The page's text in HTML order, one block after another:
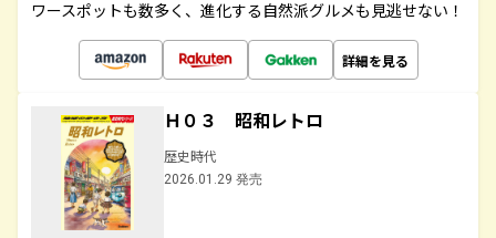
ワースポットも数多く、進化する自然派グルメも見逃せない！
詳細を見る
Ｈ０３ 昭和レトロ
歴史時代
2026.01.29 発売